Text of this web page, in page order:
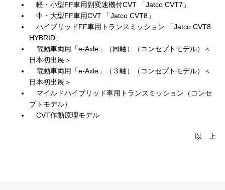
軽・小型FF車用副変速機付CVT 「Jatco CVT7」
中・大型FF車用CVT 「Jatco CVT8」
ハイブリッドFF車用トランスミッション 「Jatco CVT8
HYBRID」
電動車両用「e-Axle」（同軸）（コンセプトモデル）＜
日本初出展＞
電動車両用「e-Axle」（３軸）（コンセプトモデル）＜
日本初出展＞
マイルドハイブリッド車用トランスミッション（コンセ
プトモデル）
CVT作動原理モデル
以 上